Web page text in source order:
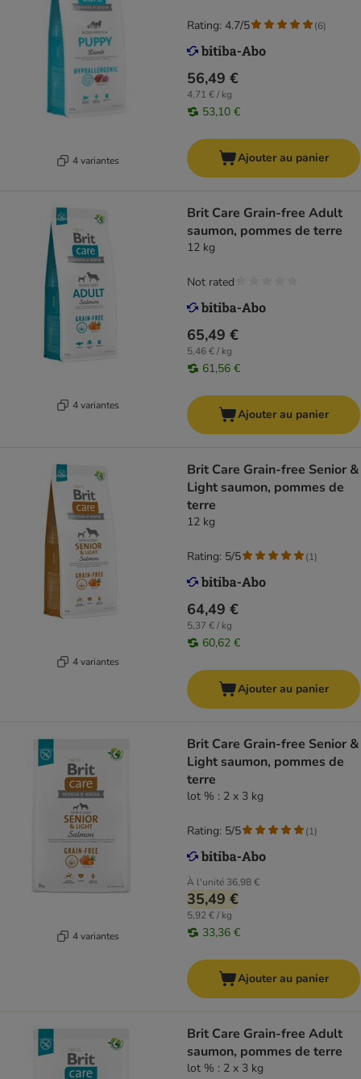
4 variantes
56,49 €
4,71 € / kg
53,10 €
Rating: 4.7/5 (6)
Ajouter au panier
4 variantes
Brit Care Grain-free Adult
saumon, pommes de terre
12 kg
65,49 €
5,46 € / kg
61,56 €
Not rated
Ajouter au panier
4 variantes
Brit Care Grain-free Senior &
Light saumon, pommes de
terre
12 kg
64,49 €
5,37 € / kg
60,62 €
Rating: 5/5 (1)
Ajouter au panier
4 variantes
Brit Care Grain-free Senior &
Light saumon, pommes de
terre
lot % : 2 x 3 kg
À l'unité 36,98 €
35,49 €
5,92 € / kg
33,36 €
Rating: 5/5 (1)
Ajouter au panier
Brit Care Grain-free Adult
saumon, pommes de terre
lot % : 2 x 3 kg